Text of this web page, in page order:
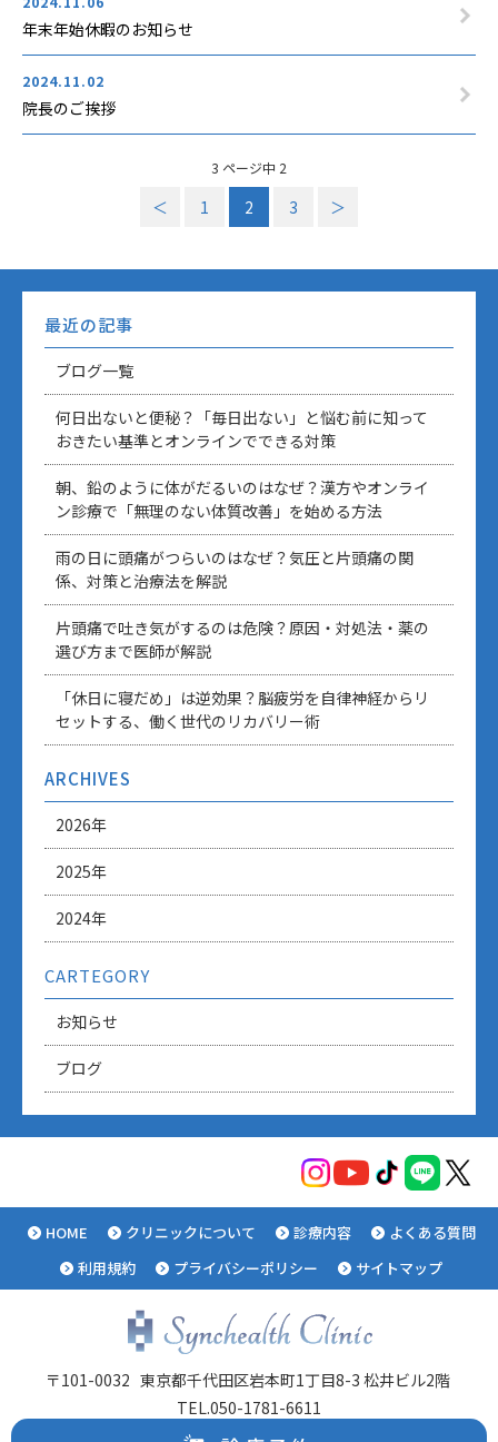
年末年始休暇のお知らせ
2024.11.02
院長のご挨拶
3 ページ中 2
＜ 1 2 3 ＞
最近の記事
ブログ一覧
何日出ないと便秘？「毎日出ない」と悩む前に知って
おきたい基準とオンラインでできる対策
朝、鉛のように体がだるいのはなぜ？漢方やオンライ
ン診療で「無理のない体質改善」を始める方法
雨の日に頭痛がつらいのはなぜ？気圧と片頭痛の関
係、対策と治療法を解説
片頭痛で吐き気がするのは危険？原因・対処法・薬の
選び方まで医師が解説
「休日に寝だめ」は逆効果？脳疲労を自律神経からリ
セットする、働く世代のリカバリー術
ARCHIVES
2026年
2025年
2024年
CARTEGORY
お知らせ
ブログ
HOME クリニックについて 診療内容
よくある質問
利用規約
プライバシーポリシー サイトマップ
〒101-0032 東京都千代田区岩本町1丁目8-3 松井ビル2階
TEL.050-1781-6611